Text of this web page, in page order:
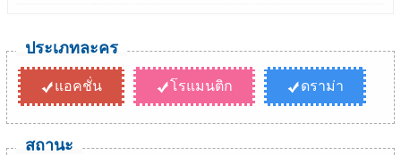
ประเภทละคร
แอคชั่น โรแมนติก ดราม่า
สถานะ